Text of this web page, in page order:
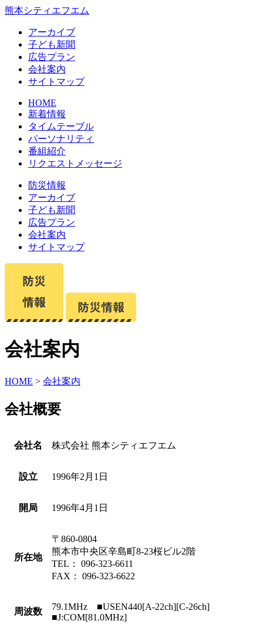
熊本シティエフエム
アーカイブ
⼦ども新聞
広告プラン
会社案内
サイトマップ
HOME
新着情報
タイムテーブル
パーソナリティ
番組紹介
リクエストメッセージ
防災情報
アーカイブ
子ども新聞
広告プラン
会社案内
サイトマップ
会社案内
HOME > 会社案内
会社概要
会社名 株式会社 熊本シティエフエム
設立 1996年2月1日
開局 1996年4月1日
所在地
〒860-0804
熊本市中央区辛島町8-23桜ビル2階
TEL： 096-323-6611
FAX： 096-323-6622
周波数
79.1MHz ■USEN440[A-22ch][C-26ch]
■J:COM[81.0MHz]